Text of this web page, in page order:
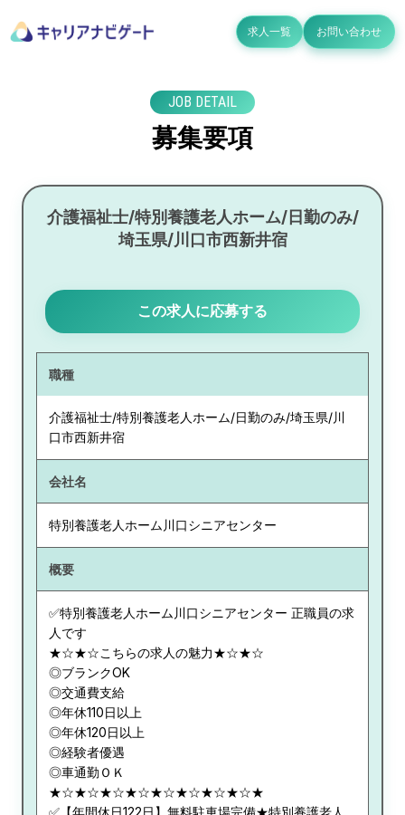
求人一覧 お問い合わせ
JOB DETAIL
募集要項
介護福祉士/特別養護老人ホーム/日勤のみ/
埼玉県/川口市西新井宿
この求人に応募する
職種
介護福祉士/特別養護老人ホーム/日勤のみ/埼玉県/川
口市西新井宿
会社名
特別養護老人ホーム川口シニアセンター
概要
✅特別養護老人ホーム川口シニアセンター 正職員の求
人です
★☆★☆こちらの求人の魅力★☆★☆
◎ブランクOK
◎交通費支給
◎年休110日以上
◎年休120日以上
◎経験者優遇
◎車通勤ＯＫ
★☆★☆★☆★☆★☆★☆★☆★☆★